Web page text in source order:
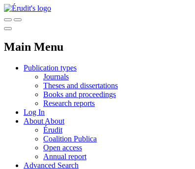
Main Menu
Publication types
Journals
Theses and dissertations
Books and proceedings
Research reports
Log In
About About
Érudit
Coalition Publica
Open access
Annual report
Advanced Search